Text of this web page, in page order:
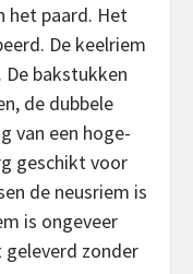
het paard. Het
De keelriem
De bakstukken
de dubbele
van een hoge-
geschikt voor
de neusriem is
is ongeveer
zonder